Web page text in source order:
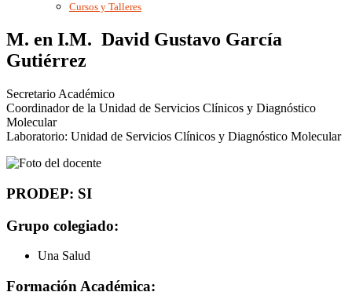
Cursos y Talleres
M. en I.M. David Gustavo García
Gutiérrez
Secretario Académico
Coordinador de la Unidad de Servicios Clínicos y Diagnóstico
Molecular
Laboratorio: Unidad de Servicios Clínicos y Diagnóstico Molecular
PRODEP: SI
Grupo colegiado:
Una Salud
Formación Académica: